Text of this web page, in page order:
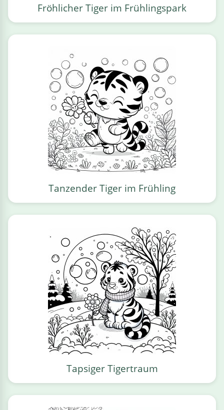
Fröhlicher Tiger im Frühlingspark
Tanzender Tiger im Frühling
Tapsiger Tigertraum